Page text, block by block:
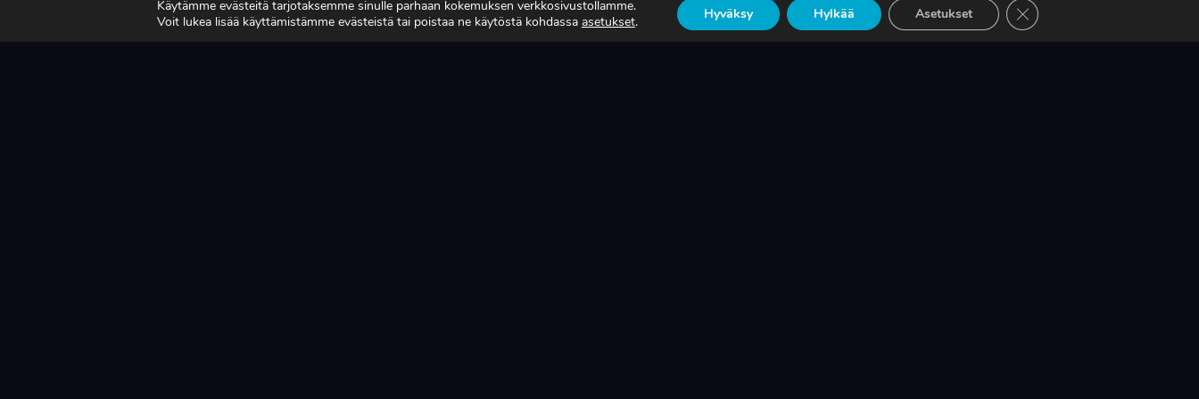
VAHVISTUVAT
TUOTANTONNE OIKEASTI
MAKSAA?
ON SUOMEN
TEOLLISUUDEN ELINEHTO
PUMPPUJEN YLEISIMMÄT
VARAOSAT NYT SUORAAN
Käytämme evästeitä tarjotaksemme sinulle parhaan kokemuksen verkkosivustollamme.
Voit lukea lisää käyttämistämme evästeistä tai poistaa ne käytöstä kohdassa asetukset. Hyväksy Hylkää Asetukset Sulje evästebanneri